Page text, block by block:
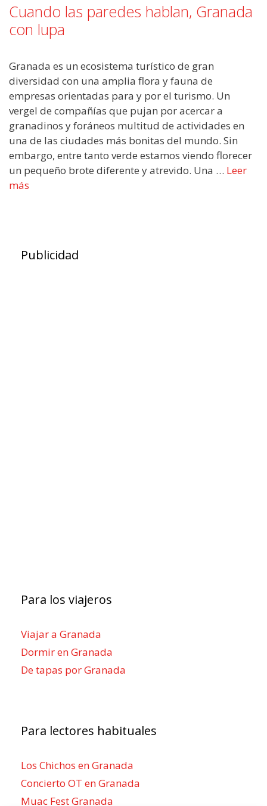
Cuando las paredes hablan, Granada
con lupa
Granada es un ecosistema turístico de gran
diversidad con una amplia flora y fauna de
empresas orientadas para y por el turismo. Un
vergel de compañías que pujan por acercar a
granadinos y foráneos multitud de actividades en
una de las ciudades más bonitas del mundo. Sin
embargo, entre tanto verde estamos viendo florecer
un pequeño brote diferente y atrevido. Una … Leer
más
Publicidad
Para los viajeros
Viajar a Granada
Dormir en Granada
De tapas por Granada
Para lectores habituales
Los Chichos en Granada
Concierto OT en Granada
Muac Fest Granada